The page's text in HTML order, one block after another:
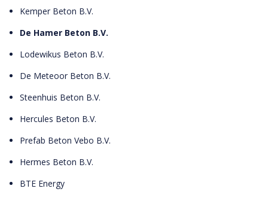
Kemper Beton B.V.
De Hamer Beton B.V.
Lodewikus Beton B.V.
De Meteoor Beton B.V.
Steenhuis Beton B.V.
Hercules Beton B.V.
Prefab Beton Vebo B.V.
Hermes Beton B.V.
BTE Energy